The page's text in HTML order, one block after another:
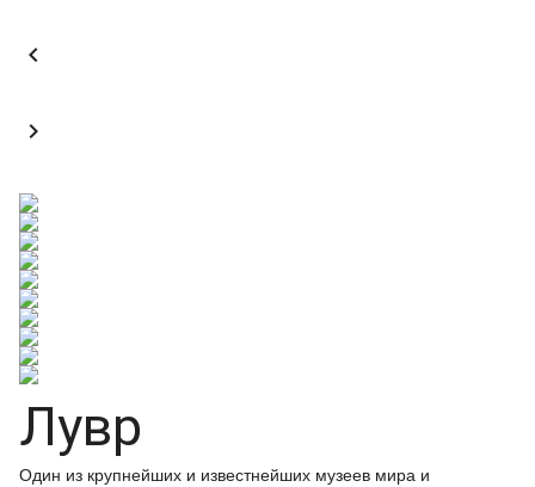


Лувр
Один из крупнейших и известнейших музеев мира и